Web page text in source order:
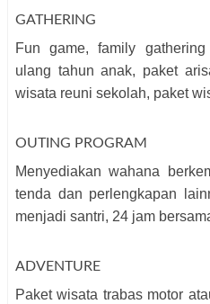
GATHERING
Fun game, family
ulang tahun anak, paket
wisata reuni sekolah, paket
OUTING PROGRAM
Menyediakan wahana
tenda dan perlengkapan
menjadi santri, 24 jam
ADVENTURE
Paket wisata trabas motor